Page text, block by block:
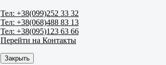
Тел: +38(099)252 33 32
Тел: +38(068)488 83 13
Тел: +38(095)123 63 66
Перейти на Контакты
Закрыть